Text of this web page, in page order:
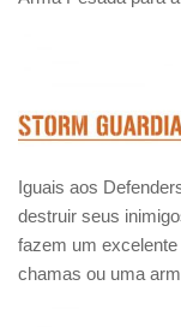
Iguais aos
destruir seus
fazem um
chamas ou uma